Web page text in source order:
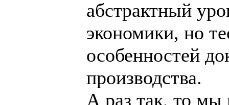
абстрактный
экономики, но
особенностей
производства.
А раз так, то мы